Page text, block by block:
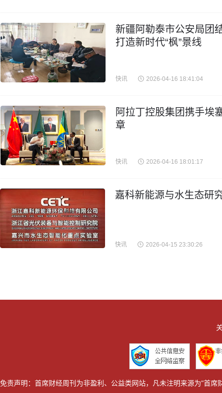
新疆阿勒泰市公安局团
打造新时代“枫”景线
快讯 2026-04-16 18:41:04
阿拉丁控股集团携手埃
章
快讯 2026-04-16 18:01:17
嘉科新能源与水生态研
快讯 2026-04-15 23:30:26
免责声明：首席财经周刊为非盈利、公益类网站，凡未注明来源为"首